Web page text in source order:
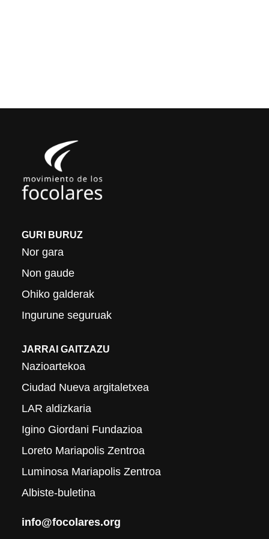
GURI BURUZ
Nor gara
Non gaude
Ohiko galderak
Ingurune seguruak
JARRAI GAITZAZU
Nazioartekoa
Ciudad Nueva argitaletxea
LAR aldizkaria
Igino Giordani Fundazioa
Loreto Mariapolis Zentroa
Luminosa Mariapolis Zentroa
Albiste-buletina
info@focolares.org